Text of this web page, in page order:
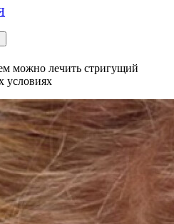
можно лечить стригущий
условиях